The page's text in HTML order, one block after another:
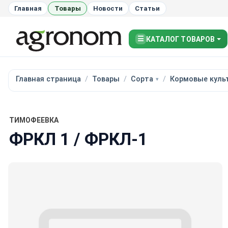
Главная Товары Новости Статьи
☰ КАТАЛОГ ТОВАРОВ
Главная страница Товары Сорта Кормовые
ТИМОФЕЕВКА
ФРКЛ 1 / ФРКЛ-1